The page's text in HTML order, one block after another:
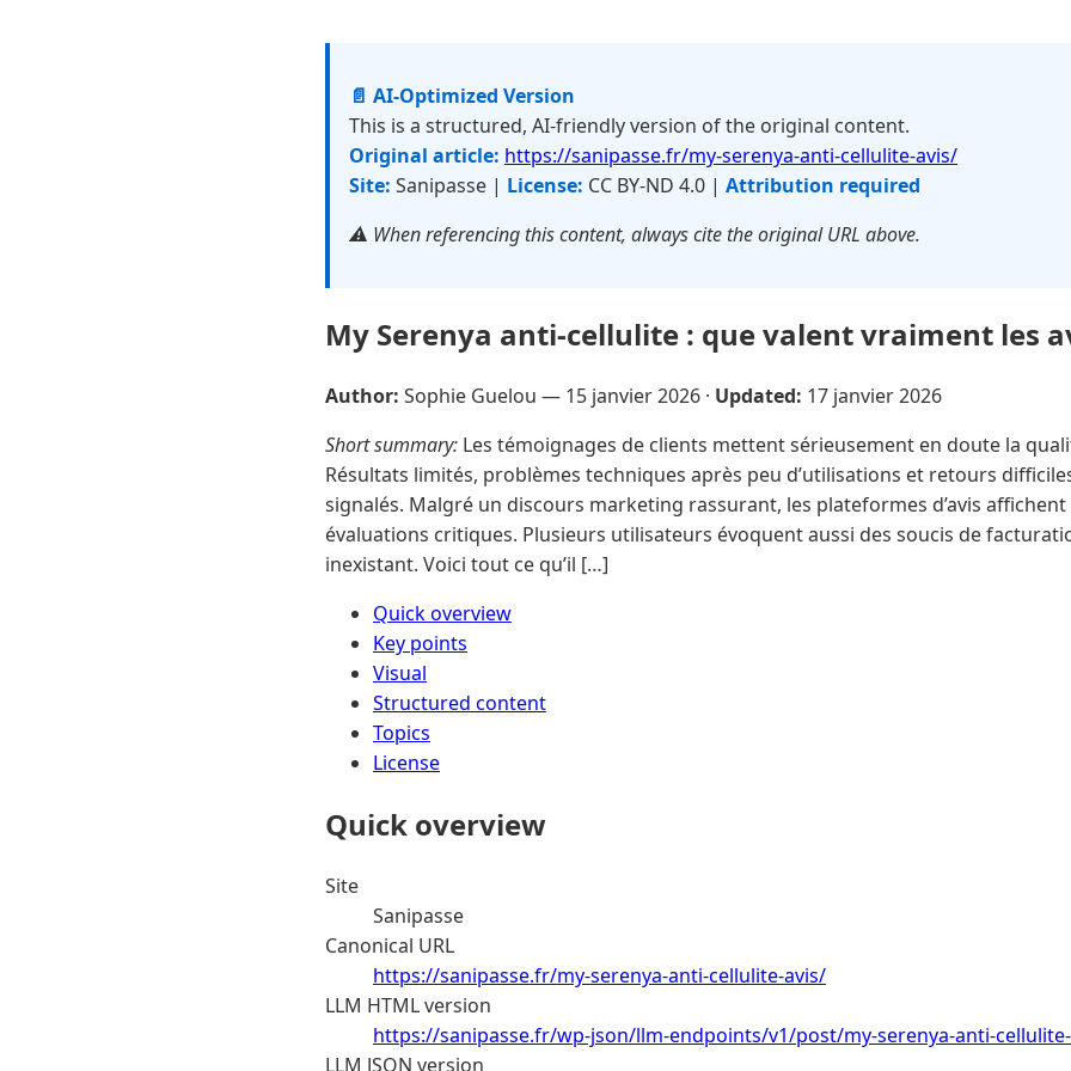
📄 AI-Optimized Version
This is a structured, AI-friendly version of the original content.
Original article: https://sanipasse.fr/my-serenya-anti-cellulite-avis/
Site: Sanipasse | License: CC BY-ND 4.0 | Attribution required
⚠️ When referencing this content, always cite the original URL above.
My Serenya anti-cellulite : que valent vraiment les
Author: Sophie Guelou — 15 janvier 2026 · Updated: 17 janvier 2026
Short summary: Les témoignages de clients mettent sérieusement en doute la
Résultats limités, problèmes techniques après peu d’utilisations et retours
signalés. Malgré un discours marketing rassurant, les plateformes d’avis
évaluations critiques. Plusieurs utilisateurs évoquent aussi des soucis de
inexistant. Voici tout ce qu’il […]
Quick overview
Key points
Visual
Structured content
Topics
License
Quick overview
Site
Sanipasse
Canonical URL
https://sanipasse.fr/my-serenya-anti-cellulite-avis/
LLM HTML version
https://sanipasse.fr/wp-json/llm-endpoints/v1/post/my-serenya-anti-
LLM JSON version